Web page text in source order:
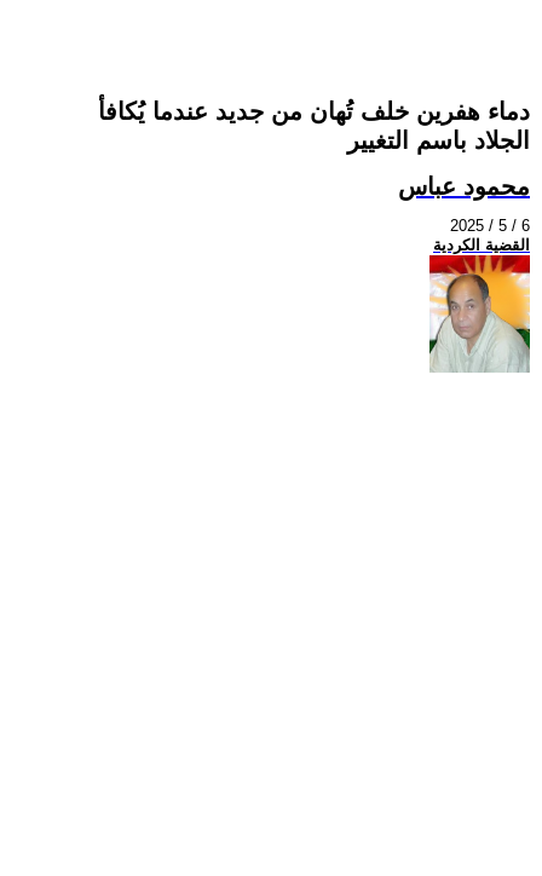
دماء هفرين خلف تُهان من جديد عندما يُكافأ
الجلاد باسم التغيير
محمود عباس
2025 / 5 / 6
القضية الكردية